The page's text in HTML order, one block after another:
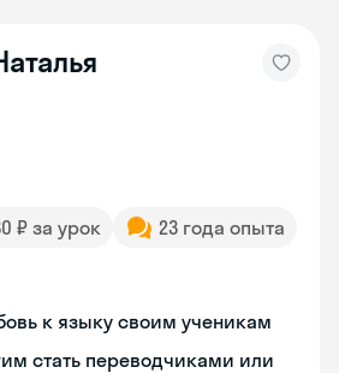
₽ за урок
23 года опыта
к языку своим ученикам
стать переводчиками или